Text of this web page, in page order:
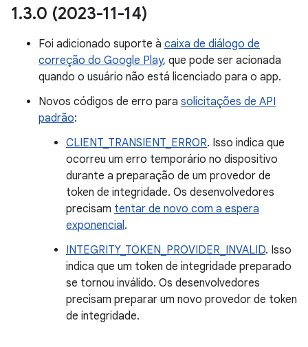
1.3.0 (2023-11-14)
Foi adicionado suporte à caixa de diálogo de
correção do Google Play, que pode ser acionada
quando o usuário não está licenciado para o app.
Novos códigos de erro para solicitações de API
padrão:
CLIENT_TRANSIENT_ERROR. Isso indica que
ocorreu um erro temporário no dispositivo
durante a preparação de um provedor de
token de integridade. Os desenvolvedores
precisam tentar de novo com a espera
exponencial.
INTEGRITY_TOKEN_PROVIDER_INVALID. Isso
indica que um token de integridade preparado
se tornou inválido. Os desenvolvedores
precisam preparar um novo provedor de token
de integridade.